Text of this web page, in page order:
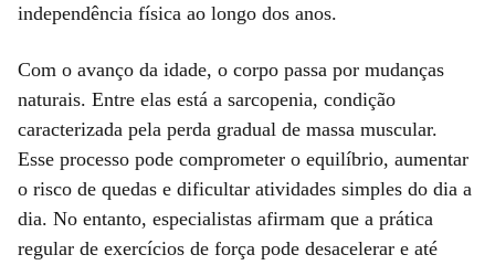
independência física ao longo dos anos.
Com o avanço da idade, o corpo passa por mudanças
naturais. Entre elas está a sarcopenia, condição
caracterizada pela perda gradual de massa muscular.
Esse processo pode comprometer o equilíbrio, aumentar
o risco de quedas e dificultar atividades simples do dia a
dia. No entanto, especialistas afirmam que a prática
regular de exercícios de força pode desacelerar e até